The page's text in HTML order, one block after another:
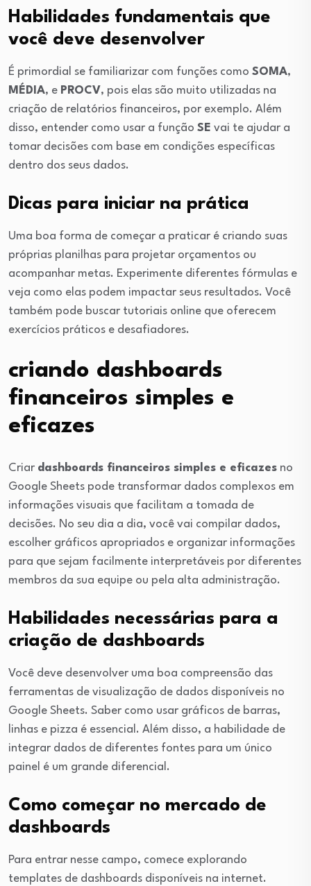
Habilidades fundamentais que
você deve desenvolver
É primordial se familiarizar com funções como SOMA,
MÉDIA, e PROCV, pois elas são muito utilizadas na
criação de relatórios financeiros, por exemplo. Além
disso, entender como usar a função SE vai te ajudar a
tomar decisões com base em condições específicas
dentro dos seus dados.
Dicas para iniciar na prática
Uma boa forma de começar a praticar é criando suas
próprias planilhas para projetar orçamentos ou
acompanhar metas. Experimente diferentes fórmulas e
veja como elas podem impactar seus resultados. Você
também pode buscar tutoriais online que oferecem
exercícios práticos e desafiadores.
criando dashboards
financeiros simples e
eficazes
Criar dashboards financeiros simples e eficazes no
Google Sheets pode transformar dados complexos em
informações visuais que facilitam a tomada de
decisões. No seu dia a dia, você vai compilar dados,
escolher gráficos apropriados e organizar informações
para que sejam facilmente interpretáveis por diferentes
membros da sua equipe ou pela alta administração.
Habilidades necessárias para a
criação de dashboards
Você deve desenvolver uma boa compreensão das
ferramentas de visualização de dados disponíveis no
Google Sheets. Saber como usar gráficos de barras,
linhas e pizza é essencial. Além disso, a habilidade de
integrar dados de diferentes fontes para um único
painel é um grande diferencial.
Como começar no mercado de
dashboards
Para entrar nesse campo, comece explorando
templates de dashboards disponíveis na internet.